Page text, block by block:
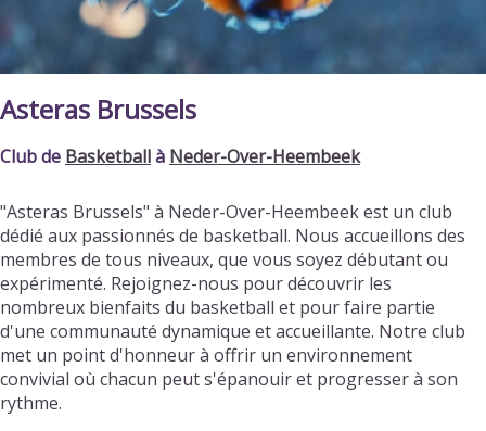
Asteras Brussels
Club de Basketballà Neder-Over-Heembeek
"Asteras Brussels" à Neder-Over-Heembeek est un club
dédié aux passionnés de basketball. Nous accueillons des
membres de tous niveaux, que vous soyez débutant ou
expérimenté. Rejoignez-nous pour découvrir les
nombreux bienfaits du basketball et pour faire partie
d'une communauté dynamique et accueillante. Notre club
met un point d'honneur à offrir un environnement
convivial où chacun peut s'épanouir et progresser à son
rythme.